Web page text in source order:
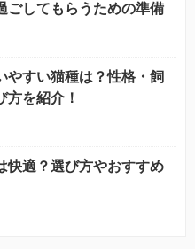
ごしてもらうための準備
やすい猫種は？性格・飼
方を紹介！
快適？選び方やおすすめ